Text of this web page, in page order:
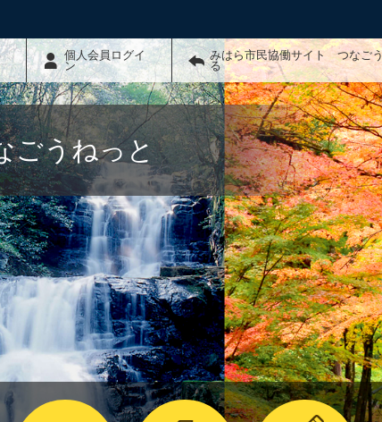
個人会員ログイ
ン
みはら市民協働サイト つなご
る
ごうねっと